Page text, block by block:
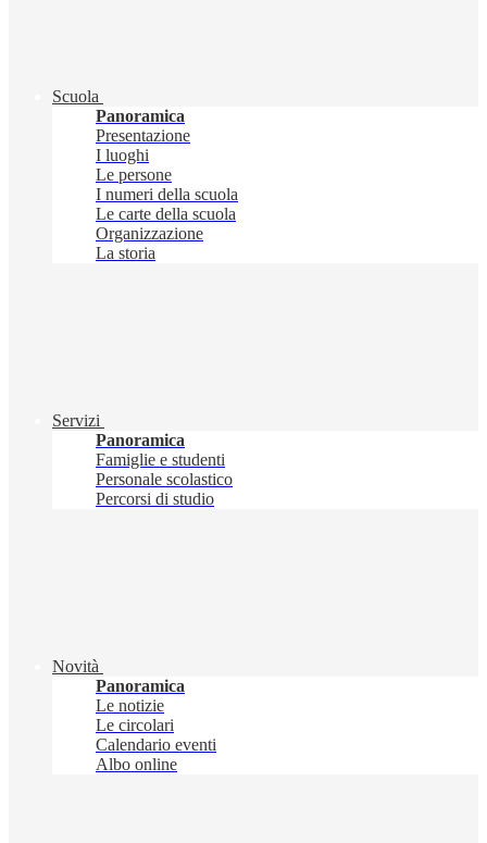
Scuola
Panoramica
Presentazione
I luoghi
Le persone
I numeri della scuola
Le carte della scuola
Organizzazione
La storia
Servizi
Panoramica
Famiglie e studenti
Personale scolastico
Percorsi di studio
Novità
Panoramica
Le notizie
Le circolari
Calendario eventi
Albo online